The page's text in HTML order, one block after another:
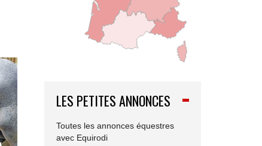
LES PETITES ANNONCES
Toutes les annonces équestres
avec Equirodi